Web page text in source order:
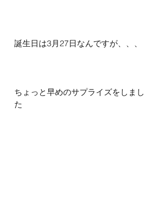
誕生日は3月27日なんですが、、、
ちょっと早めのサプライズをしまし
た